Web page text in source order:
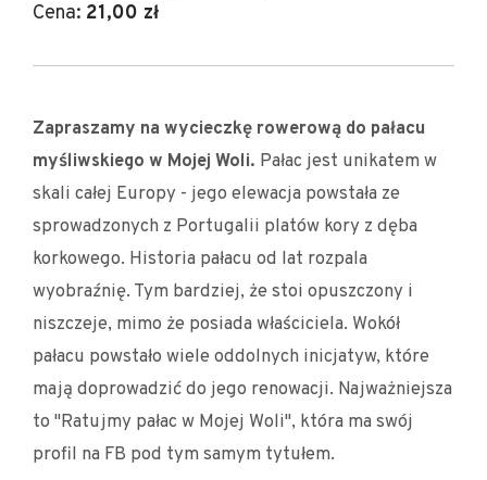
Cena: 21,00 zł
Zapraszamy na wycieczkę rowerową do pałacu
myśliwskiego w Mojej Woli. Pałac jest unikatem w
skali całej Europy - jego elewacja powstała ze
sprowadzonych z Portugalii platów kory z dęba
korkowego. Historia pałacu od lat rozpala
wyobraźnię. Tym bardziej, że stoi opuszczony i
niszczeje, mimo że posiada właściciela. Wokół
pałacu powstało wiele oddolnych inicjatyw, które
mają doprowadzić do jego renowacji. Najważniejsza
to "Ratujmy pałac w Mojej Woli", która ma swój
profil na FB pod tym samym tytułem.